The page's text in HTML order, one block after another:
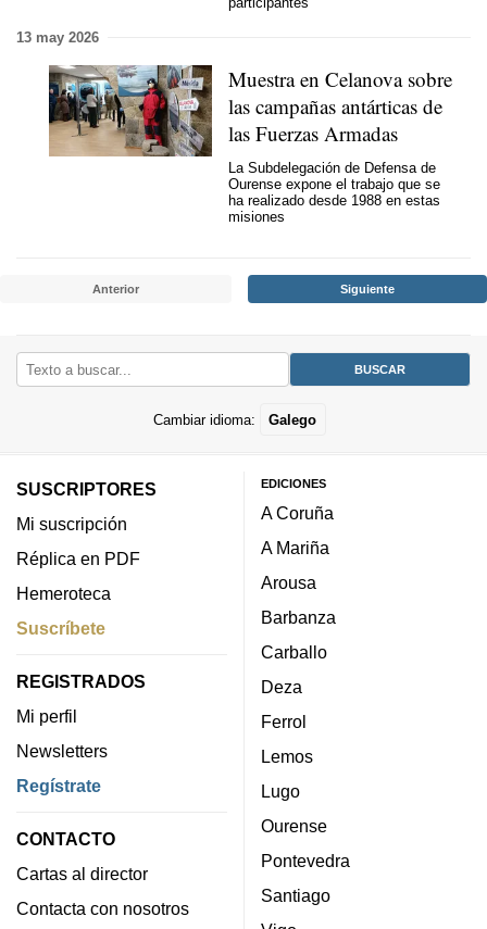
13 may 2026
Muestra en Celanova sobre
las campañas antárticas de
las Fuerzas Armadas
La Subdelegación de Defensa de
Ourense expone el trabajo que se
ha realizado desde 1988 en estas
misiones
Anterior Siguiente
Cambiar idioma: Galego
SUSCRIPTORES
Mi suscripción
Réplica en PDF
Hemeroteca
Suscríbete
REGISTRADOS
Mi perfil
Newsletters
Regístrate
CONTACTO
Cartas al director
Contacta con nosotros
EDICIONES
A Coruña
A Mariña
Arousa
Barbanza
Carballo
Deza
Ferrol
Lemos
Lugo
Ourense
Pontevedra
Santiago